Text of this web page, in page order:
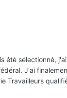
été sélectionné, j'ai
J'ai
Travailleurs